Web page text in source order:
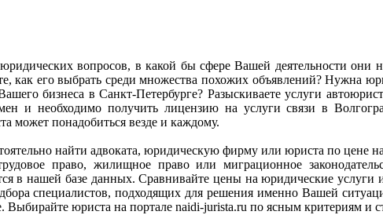
вопросов, в какой бы сфере Вашей деятельности они
как его выбрать среди множества похожих объявлений? Нужна
бизнеса в Санкт-Петербурге? Разыскиваете услуги
и необходимо получить лицензию на услуги связи в
может понадобиться везде и каждому.
найти адвоката, юридическую фирму или юриста по цене
право, жилищное право или миграционное
в нашей базе данных. Сравнивайте цены на юридические
специалистов, подходящих для решения именно Вашей
Выбирайте юриста на портале naidi-jurista.ru по ясным критериям и